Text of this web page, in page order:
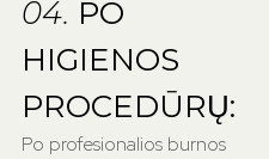
04. PO
HIGIENOS
PROCEDŪRŲ:
Po profesionalios burnos